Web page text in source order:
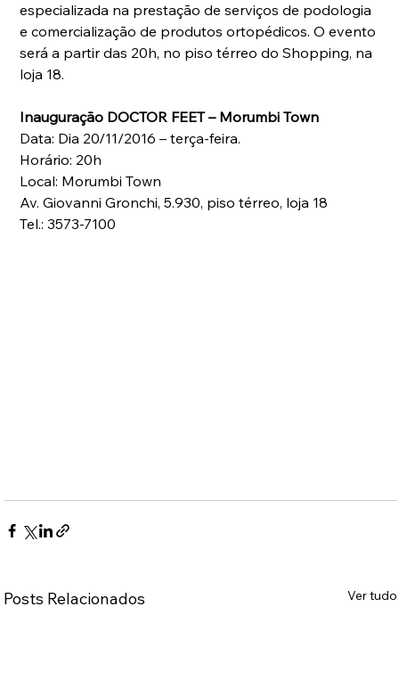
especializada na prestação de serviços de podologia
e comercialização de produtos ortopédicos. O evento
será a partir das 20h, no piso térreo do Shopping, na
loja 18.
Inauguração DOCTOR FEET – Morumbi Town
Data: Dia 20/11/2016 – terça-feira.
Horário: 20h
Local: Morumbi Town
Av. Giovanni Gronchi, 5.930, piso térreo, loja 18
Tel.: 3573-7100
Posts Relacionados Ver tudo